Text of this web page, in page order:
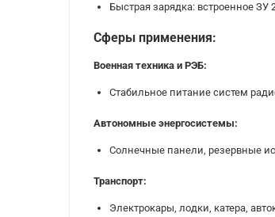
Быстрая зарядка: встроенное ЗУ
Сферы применения:
Военная техника и РЭБ:
Стабильное питание систем
Автономные энергосистемы:
Солнечные панели, резервные
Транспорт:
Электрокары, лодки, катера,